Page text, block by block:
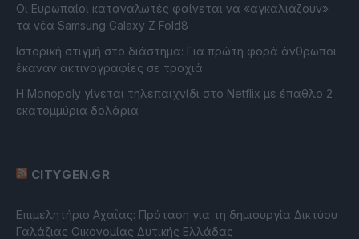
Οι Ευρωπαίοι καταναλωτές φαίνεται να «αγκαλιάζουν»
τα νέα Samsung Galaxy Z Fold8
Ιστορική στιγμή στο διάστημα: Για πρώτη φορά άνθρωποι
έκαναν ακτινογραφίες σε τροχιά
Η Monopoly γίνεται τηλεπαιχνίδι στο Netflix με έπαθλο 2
εκατομμύρια δολάρια
CITYGEN.GR
Επιμελητήριο Αχαΐας: Πρόταση για τη δημιουργία Δικτύου
Γαλάζιας Οικονομίας Δυτικής Ελλάδας